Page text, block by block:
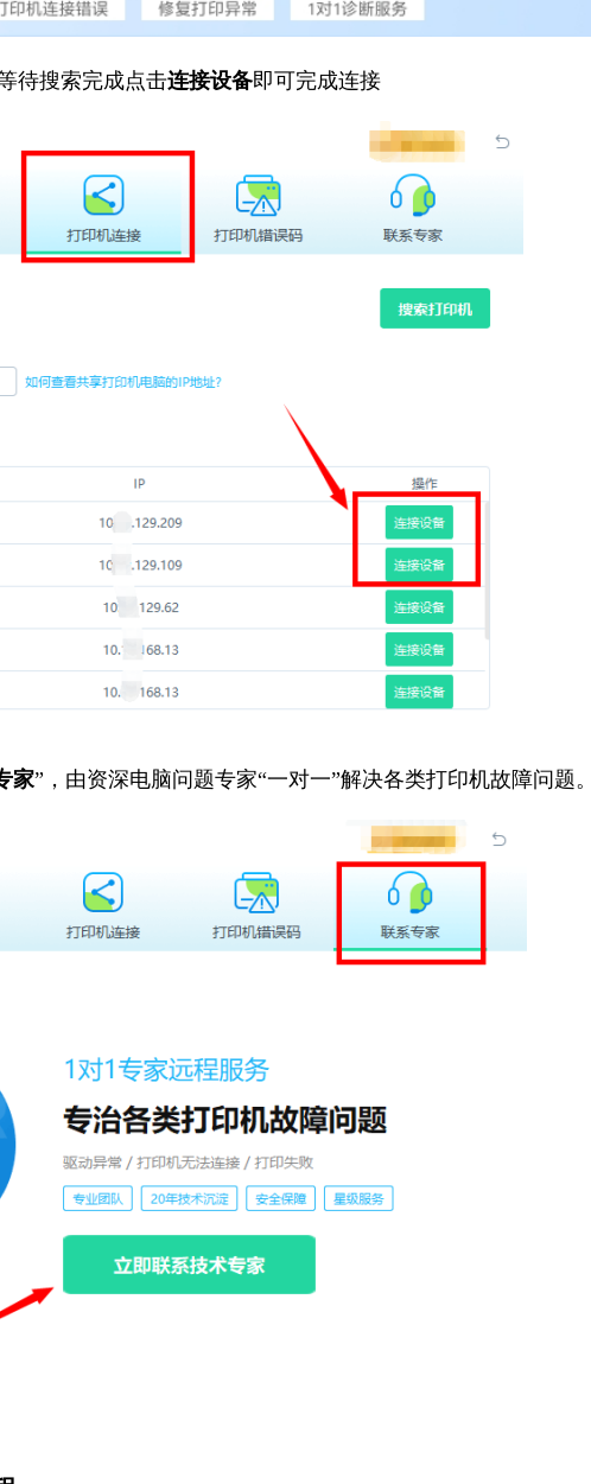
待搜索完成点击连接设备即可完成连接
家”，由资深电脑问题专家“一对一”解决各类打印机故障问题。